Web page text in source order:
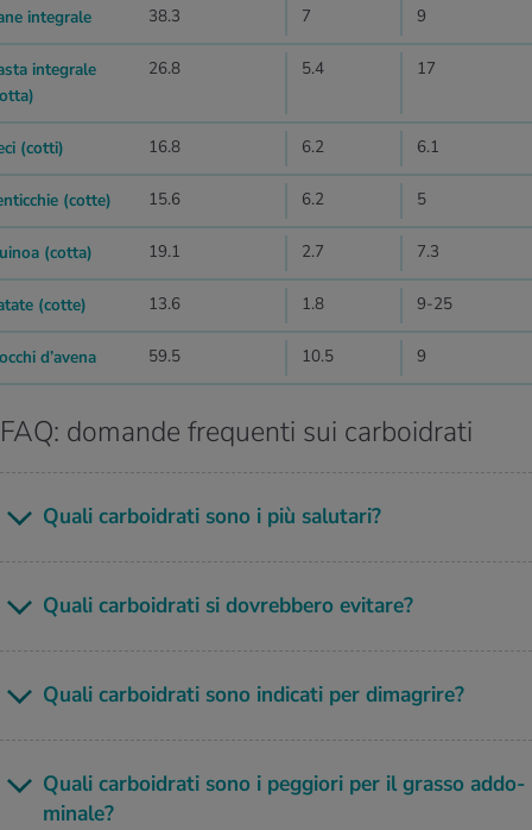
integrale 38.3 7 9
integrale
26.8 5.4 17
(cotti) 16.8 6.2 6.1
(cotte) 15.6 6.2 5
(cotta) 19.1 2.7 7.3
(cotte) 13.6 1.8 9-25
d’avena 59.5 10.5 9
FAQ: domande frequenti sui carboidrati
Quali car­boi­dra­ti sono i più sa­lu­ta­ri?
Quali car­boi­dra­ti si do­vreb­be­ro evi­ta­re?
Quali car­boi­dra­ti sono in­di­ca­ti per di­ma­gri­re?
Quali car­boi­dra­ti sono i peg­gio­ri per il gras­so ad­do­
mi­na­le?